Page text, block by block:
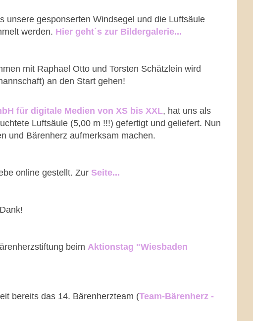
unsere gesponserten Windsegel und die Luftsäule
werden. Hier geht´s zur Bildergalerie...
mit Raphael Otto und Torsten Schätzlein wird
an den Start gehen!
für digitale Medien von XS bis XXL, hat uns als
Luftsäule (5,00 m !!!) gefertigt und geliefert. Nun
und Bärenherz aufmerksam machen.
online gestellt. Zur Seite...
beim Aktionstag "Wiesbaden
bereits das 14. Bärenherzteam (Team-Bärenherz -